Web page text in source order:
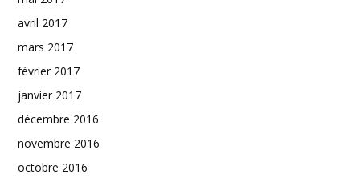
avril 2017
mars 2017
février 2017
janvier 2017
décembre 2016
novembre 2016
octobre 2016